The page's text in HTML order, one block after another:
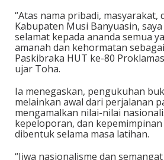
“Atas nama pribadi, masyarakat,
Kabupaten Musi Banyuasin,
selamat kepada ananda semua
amanah dan kehormatan
Paskibraka HUT ke-80
ujar Toha.
Ia menegaskan, pengukuhan
melainkan awal dari perjalanan
mengamalkan nilai-nilai
kepeloporan, dan
dibentuk selama masa latihan.
“Jiwa nasionalisme dan